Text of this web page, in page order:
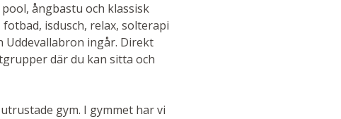
ångbastu och klassisk
isdusch, relax, solterapi
ingår. Direkt
där du kan sitta och
gym. I gymmet har vi